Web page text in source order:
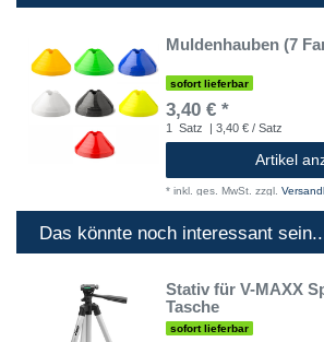
Muldenhauben (7
sofort lieferbar
3,40 € *
1 Satz | 3,40 € / Satz
Artikel
* inkl. ges. MwSt. zzgl.
Das könnte noch interessant
Stativ für V-MAXX
Tasche
sofort lieferbar